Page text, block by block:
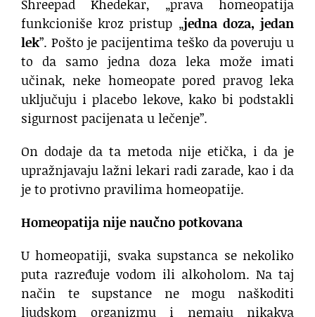
Shreepad Khedekar, „prava homeopatija
funkcioniše kroz pristup „jedna doza, jedan
lek”. Pošto je pacijentima teško da poveruju u
to da samo jedna doza leka može imati
učinak, neke homeopate pored pravog leka
uključuju i placebo lekove, kako bi podstakli
sigurnost pacijenata u lečenje”.
On dodaje da ta metoda nije etička, i da je
upražnjavaju lažni lekari radi zarade, kao i da
je to protivno pravilima homeopatije.
Homeopatija nije naučno potkovana
U homeopatiji, svaka supstanca se nekoliko
puta razređuje vodom ili alkoholom. Na taj
način te supstance ne mogu naškoditi
ljudskom organizmu i nemaju nikakva